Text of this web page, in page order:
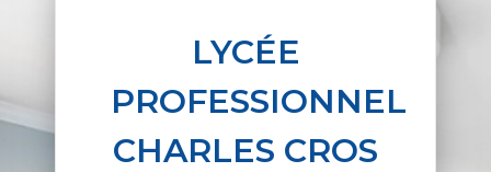
LYCÉE
PROFESSIONNEL
CHARLES CROS